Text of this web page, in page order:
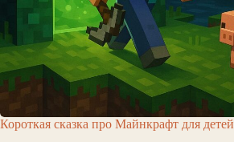
Короткая сказка про Майнкрафт для детей